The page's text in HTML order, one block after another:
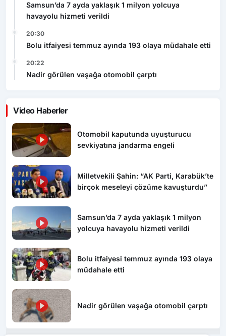
Samsun’da 7 ayda yaklaşık 1 milyon yolcuya
havayolu hizmeti verildi
20:30
Bolu itfaiyesi temmuz ayında 193 olaya müdahale etti
20:22
Nadir görülen vaşağa otomobil çarptı
Video Haberler
Otomobil kaputunda uyuşturucu
sevkiyatına jandarma engeli
Milletvekili Şahin: “AK Parti, Karabük’te
birçok meseleyi çözüme kavuşturdu”
Samsun’da 7 ayda yaklaşık 1 milyon
yolcuya havayolu hizmeti verildi
Bolu itfaiyesi temmuz ayında 193 olaya
müdahale etti
Nadir görülen vaşağa otomobil çarptı